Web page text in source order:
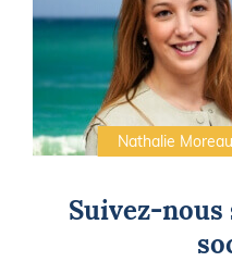
Nathalie Moreau
Suivez-